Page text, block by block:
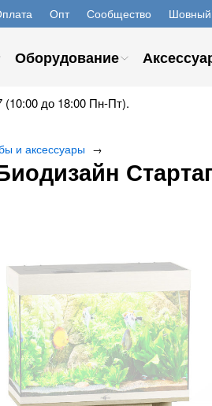
Опт Сообщество Шовный
Оборудование
(10:00 до 18:00 Пн-Пт).
и аксессуары →